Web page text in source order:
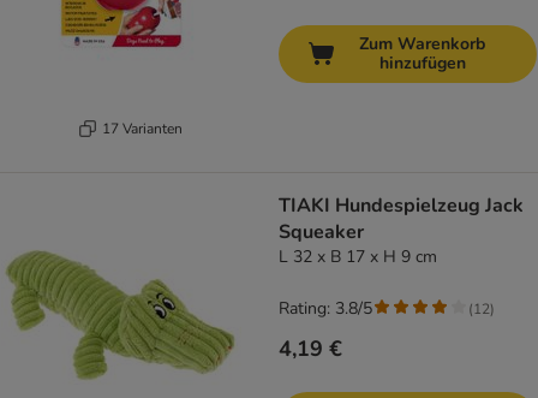
17 Varianten
Zum Warenkorb
hinzufügen
TIAKI Hundespielzeug Jack
Squeaker
L 32 x B 17 x H 9 cm
4,19 €
Rating: 3.8/5 (12)